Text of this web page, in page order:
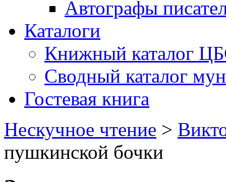
Автографы
Каталоги
Книжный каталог
Сводный каталог
Гостевая книга
Нескучное чтение >
пушкинской бочки